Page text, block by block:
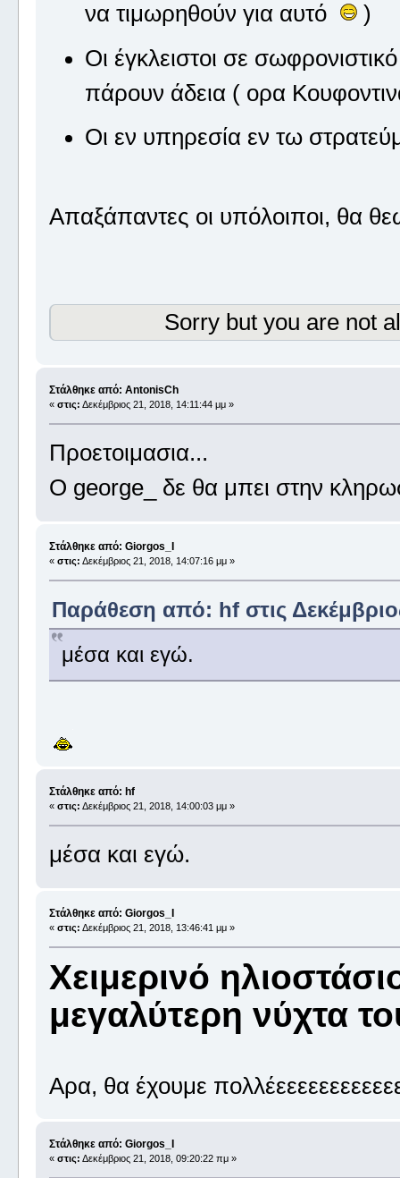
να τιμωρηθούν για αυτό
)
Οι έγκλειστοι σε
πάρουν άδεια ( ορα
Οι εν υπηρεσία εν τω
Απαξάπαντες οι υπόλοιποι, θα
Sorry but you are not
Στάλθηκε από: AntonisCh
« στις: Δεκέμβριος 21, 2018, 14:11:44 μμ »
Προετοιμασια...
Ο george_ δε θα μπει στην
Στάλθηκε από: Giorgos_I
« στις: Δεκέμβριος 21, 2018, 14:07:16 μμ »
Παράθεση από: hf στις
μέσα και εγώ.
Στάλθηκε από: hf
« στις: Δεκέμβριος 21, 2018, 14:00:03 μμ »
μέσα και εγώ.
Στάλθηκε από: Giorgos_I
« στις: Δεκέμβριος 21, 2018, 13:46:41 μμ »
Χειμερινό
μεγαλύτερη νύχτα
Αρα, θα έχουμε
Στάλθηκε από: Giorgos_I
« στις: Δεκέμβριος 21, 2018, 09:20:22 πμ »